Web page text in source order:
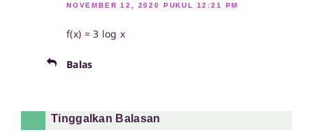
NOVEMBER 12, 2020 PUKUL 12:21 PM
f(x) = 3 log x
Balas
Tinggalkan Balasan